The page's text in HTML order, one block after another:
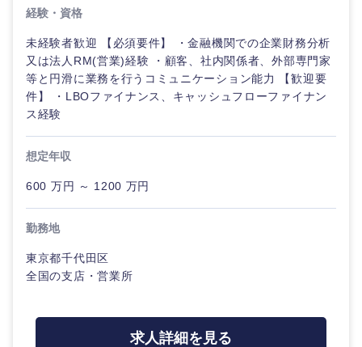
経験・資格
未経験者歓迎 【必須要件】 ・金融機関での企業財務分析
又は法人RM(営業)経験 ・顧客、社内関係者、外部専門家
等と円滑に業務を行うコミュニケーション能力 【歓迎要
件】 ・LBOファイナンス、キャッシュフローファイナン
ス経験
想定年収
600 万円 ～ 1200 万円
勤務地
東京都千代田区
全国の支店・営業所
求人詳細を見る